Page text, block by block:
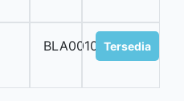
BLA001069Tersedia